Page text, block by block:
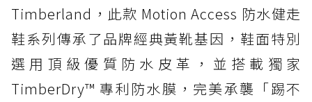
Timberland，此款 Motion Access 防水健走
鞋系列傳承了品牌經典黃靴基因，鞋面特別
選用頂級優質防水皮革，並搭載獨家
TimberDry™ 專利防水膜，完美承襲「踢不